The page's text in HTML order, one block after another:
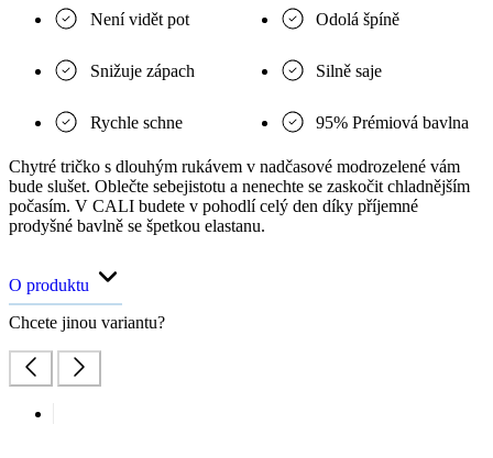
Není vidět pot Odolá špíně
Snižuje zápach Silně saje
Rychle schne 95% Prémiová bavlna
Chytré tričko s dlouhým rukávem v nadčasové modrozelené vám
bude slušet. Oblečte sebejistotu a nenechte se zaskočit chladnějším
počasím. V CALI budete v pohodlí celý den díky příjemné
prodyšné bavlně se špetkou elastanu.
O produktu
Chcete jinou variantu?